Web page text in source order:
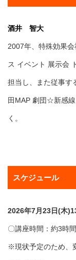
酒井 智大
2007年、特殊効果
ス イベント 展⽰会
担当し、また従事す
⽥MAP 劇団☆新感
く。
スケジュール
2026年7月23日(木
〇講座時間：約3時
※現状予定のため、